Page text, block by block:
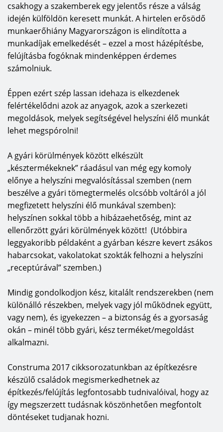
csakhogy a szakemberek egy jelentős része a válság
idején külföldön keresett munkát. A hirtelen erősödő
munkaerőhiány Magyarországon is elindította a
munkadíjak emelkedését – ezzel a most házépítésbe,
felújításba fogóknak mindenképpen érdemes
számolniuk.
Éppen ezért szép lassan idehaza is elkezdenek
felértékelődni azok az anyagok, azok a szerkezeti
megoldások, melyek segítségével helyszíni élő munkát
lehet megspórolni!
A gyári körülmények között elkészült
„késztermékeknek” ráadásul van még egy komoly
előnye a helyszíni megvalósítással szemben (nem
beszélve a gyári tömegtermelés olcsóbb voltáról a jól
megfizetett helyszíni élő munkával szemben):
helyszínen sokkal több a hibázaehetőség, mint az
ellenőrzött gyári körülmények között! (Utóbbira
leggyakoribb példaként a gyárban készre kevert zsákos
habarcsokat, vakolatokat szokták felhozni a helyszíni
„receptúrával” szemben.)
Mindig gondolkodjon kész, kitalált rendszerekben (nem
különálló részekben, melyek vagy jól működnek együtt,
vagy nem), és igyekezzen – a biztonság és a gyorsaság
okán – minél több gyári, kész terméket/megoldást
alkalmazni.
Construma 2017 cikksorozatunkban az építkezésre
készülő családok megismerkedhetnek az
építkezés/felújítás legfontosabb tudnivalóival, hogy az
így megszerzett tudásnak köszönhetően megfontolt
döntéseket tudjanak hozni.